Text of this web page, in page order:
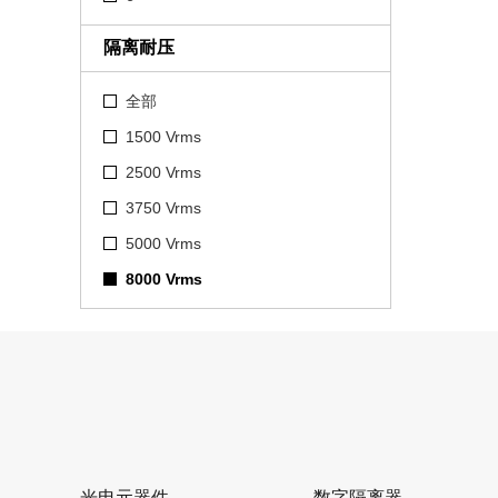
隔离耐压
全部
1500 Vrms
2500 Vrms
3750 Vrms
5000 Vrms
8000 Vrms